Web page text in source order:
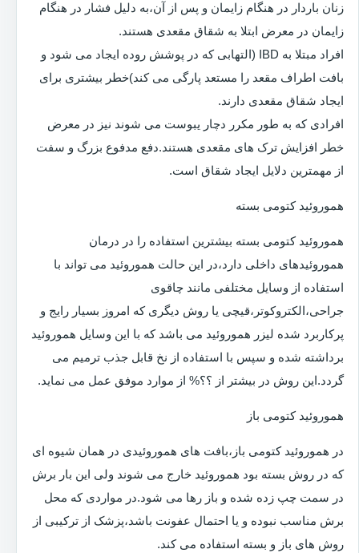
زنان باردار در هنگام زایمان و پس از آن،به دلیل فشار در هنگام
زایمان در معرض ابتلا به شقاق مقعدی هستند.
افراد مبتلا به IBD (التهابی که در پوشش روده ایجاد می شود و
بافت اطراف مقعد را مستعد پارگی می کند)خطر بیشتری برای
ایجاد شقاق مقعدی دارند.
افرادی که به طور مکرر دچار یبوست می شوند نیز در معرض
خطر افزایش ترک های مقعدی هستند.دفع مدفوع بزرگ و سفت
از مهمترین دلایل ایجاد شقاق است.
هموروئید کتومی بسته
هموروئید کتومی بسته بیشترین استفاده را در درمان
هموروئیدهای داخلی دارد،در این حالت هموروئید می تواند با
استفاده از وسایل مختلفی مانند چاقوی
جراحی،الکتروکوتر،قیچی یا روش دیگری که امروز بسیار رایج و
پرکاربرد شده لیزر هموروئید می باشد که با این وسایل هموروئید
برداشته شده و سپس با استفاده از نخ قابل جذب ترمیم می
گردد.این روش در بیشتر از ؟؟% از موارد موفق عمل می نماید.
هموروئید کتومی باز
در هموروئید کتومی باز،بافت های هموروئیدی در همان شیوه ای
که در روش بسته بود هموروئید خارج می شوند ولی این بار برش
در سمت چپ زده شده و باز رها می شود.در مواردی که محل
برش مناسب نبوده و یا احتمال عفونت باشد،پزشک از ترکیبی از
روش های باز و بسته استفاده می کند.